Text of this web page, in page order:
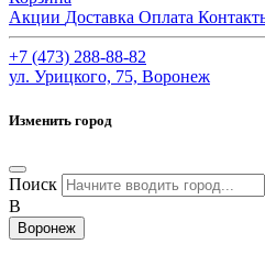
Акции Доставка Оплата
+7 (473) 288-88-82
ул. Урицкого, 75, Воронеж
Изменить город
Поиск
В
Воронеж